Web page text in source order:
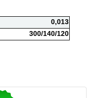
0,013
300/140/120